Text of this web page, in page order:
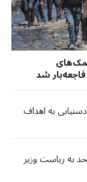
شد
به اهداف
به ریاست وزیر